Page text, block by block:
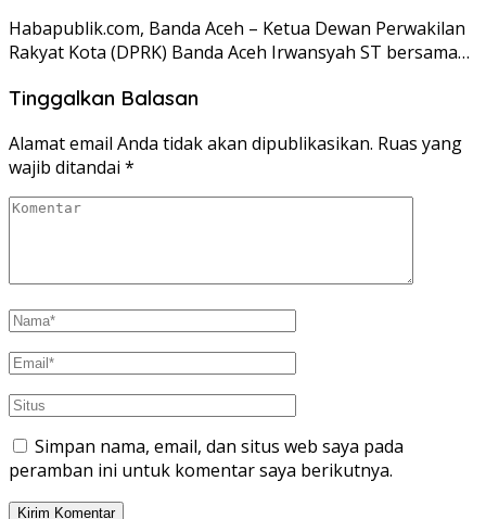
Habapublik.com, Banda Aceh – Ketua Dewan Perwakilan
Rakyat Kota (DPRK) Banda Aceh Irwansyah ST bersama…
Tinggalkan Balasan
Alamat email Anda tidak akan dipublikasikan. Ruas yang
wajib ditandai *
Simpan nama, email, dan situs web saya pada
peramban ini untuk komentar saya berikutnya.